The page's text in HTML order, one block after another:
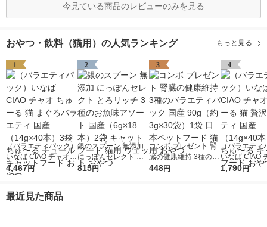
今見ている商品のレビューのみを見る
おやつ・飲料（猫用）の人気ランキング もっと見る
1
（バラエティパック）
いなば CIAO チャオ
ちゅーる 猫 まぐろバ
チュール キャットフ
4,467円
2
銀のスプーン 無添加
にっぽんセレクト と
ろリッチ 3種のお魚味
815円
3
コンボ プレゼント 腎
臓の健康維持 3種のバ
ラエティパック 国産
448円
4
（バラエティ
いなば CIAO
ちゅーる 猫
1,790円
最近見た商品